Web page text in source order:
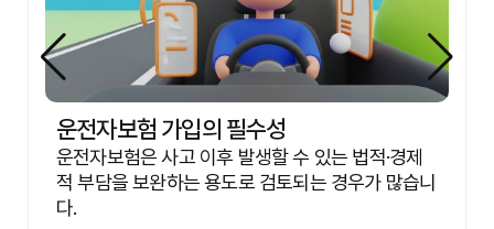
운전자보험 가입의 필수성
운전자보험은 사고 이후 발생할 수 있는 법적·경제
적 부담을 보완하는 용도로 검토되는 경우가 많습니
다.